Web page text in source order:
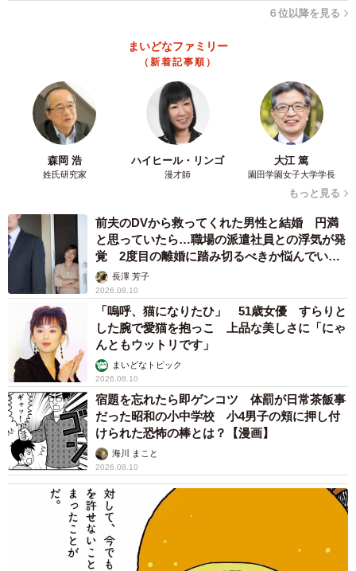
６位以降を見る
まいどなファミリー
（新着記事順）
森岡 浩
姓氏研究家
ハイヒール・リンゴ
漫才師
大江 篤
園田学園女子大学学長
もっと見る
前夫のDVから救ってくれた男性と結婚 円満
と思っていたら…職場の派遣社員との浮気が発
覚 2度目の離婚に踏み切るべきか悩んでいま
す【夫婦関係修復カウンセラーが解説】
長澤 芳子
2026.08.10
「嗚呼、猫になりたひ」 51歳女優 すらりと
した腕で愛猫を抱っこ 上品な美しさに「にゃ
んともウットリです」
まいどなトピック
2026.08.10
宿題を忘れたら即ゲンコツ 体罰が日常茶飯事
だった昭和の小中学校 小4男子の頬に押し付
けられた恐怖の棒とは？【漫画】
海川 まこと
2026.08.10